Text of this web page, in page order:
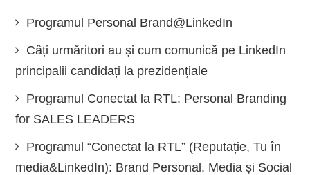
Programul Personal Brand@LinkedIn
Câți urmăritori au și cum comunică pe LinkedIn
principalii candidați la prezidențiale
Programul Conectat la RTL: Personal Branding
for SALES LEADERS
Programul “Conectat la RTL” (Reputație, Tu în
media&LinkedIn): Brand Personal, Media și Social